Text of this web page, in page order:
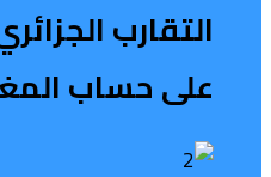
التقارب
على حساب